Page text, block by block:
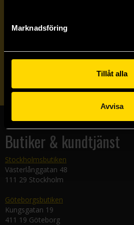
Marknadsföring
Tillåt alla
Avvisa
Prenumerera på
Butiker & kundtjänst
Stockholmsbutiken
Västerlånggatan 48
111 29 Stockholm
Göteborgsbutiken
Kungsgatan 19
411 19 Göteborg